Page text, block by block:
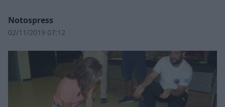
Notospress
02/11/2019 07:12